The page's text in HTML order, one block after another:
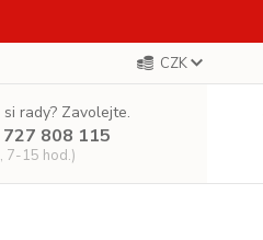
CZK
rady? Zavolejte.
808 115
7-15 hod.)